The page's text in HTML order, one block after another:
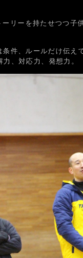
リーを持たせつつ子
件、ルールだけ伝え
、対応力、発想力。